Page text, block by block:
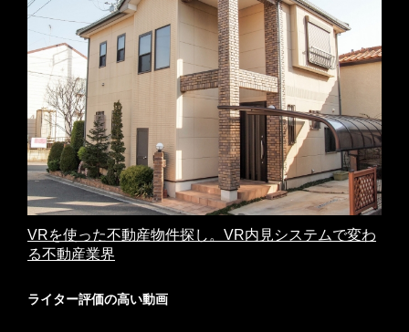
VRを使った不動産物件探し。VR内見システムで変わ
る不動産業界
ライター評価の高い動画